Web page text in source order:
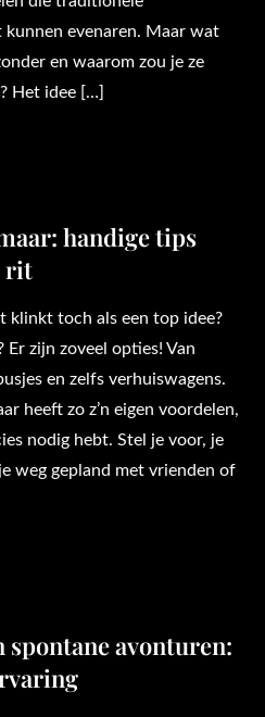
evenaren. Maar wat
en waarom zou je ze
Het idee […]
handige tips
rit
klinkt toch als een top idee?
Er zijn zoveel opties! Van
en zelfs verhuiswagens.
heeft zo z’n eigen voordelen,
nodig hebt. Stel je voor, je
weg gepland met vrienden of
spontane avonturen: